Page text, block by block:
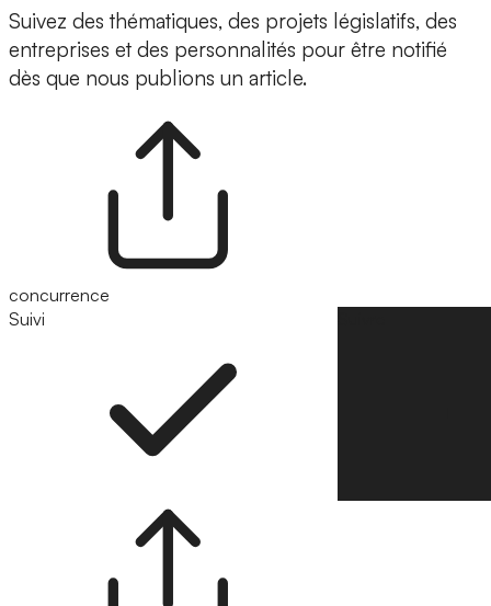
Suivez des thématiques, des projets législatifs, des
entreprises et des personnalités pour être notifié
dès que nous publions un article.
concurrence
Suivi